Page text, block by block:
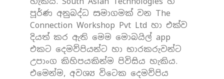
පූර්ණ අනුබද්ධ සමාගමක් වන The
Connection Workshop Pvt Ltd හා එක්ව
දියත් කර ඇති මෙම මොබයිල් app
එකට දෙමව්පියන්ට හා භාරකරුවන්ට
උපාංග කිහිපයකින්ම පිවිසිය හැකිය.
එමෙන්ම, අවශ්‍ය විටෙක දෙමව්පිය